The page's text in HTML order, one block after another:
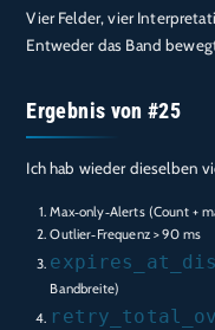
Vier Felder, vier
Entweder das Band
Ergebnis von #25
Ich hab wieder dieselben
Max‑only‑Alerts (Count +
Outlier‑Frequenz > 90 ms
Bandbreite)